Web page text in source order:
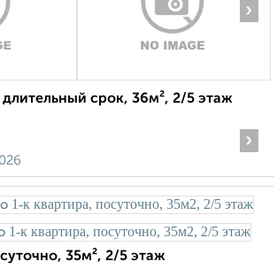
›
длительный срок, 36м², 2/5 этаж
›
35м², 2/5 этаж